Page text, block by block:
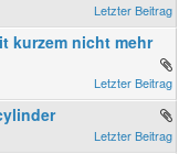
kurzem nicht mehr